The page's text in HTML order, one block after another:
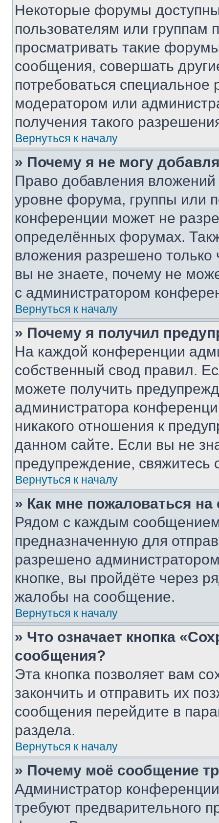
Некоторые форумы
пользователям или группам
просматривать такие
сообщения, совершать
потребоваться
модератором или
получения такого
Вернуться к началу
» Почему я не могу
Право добавления
уровне форума, группы или
конференции может не
определённых форумах.
вложения разрешено
вы не знаете, почему не
с администратором
Вернуться к началу
» Почему я получил
На каждой конференции
собственный свод правил.
можете получить
администратора
никакого отношения к
данном сайте. Если вы не
предупреждение,
Вернуться к началу
» Как мне пожаловаться
Рядом с каждым сообщением
предназначенную для
разрешено
кнопке, вы пройдёте через
жалобы на сообщение.
Вернуться к началу
» Что означает кнопка
сообщения?
Эта кнопка позволяет вам
закончить и отправить их
сообщения перейдите в
раздела.
Вернуться к началу
» Почему моё сообщение
Администратор
требуют предварительного